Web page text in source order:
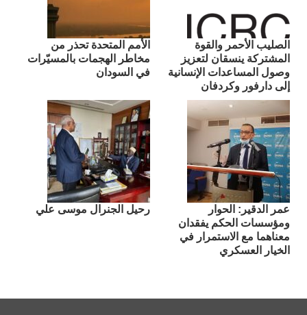
الصليب الأحمر والقوة
المشتركة ينسقان لتعزيز
وصول المساعدات الإنسانية
إلى دارفور وكردفان
الأمم المتحدة تحذر من
مخاطر الهجمات بالمسيّرات
في السودان
عمر الدقير: الحوار
ومؤسسات الحكم يفقدان
معناهما مع الاستمرار في
الخيار العسكري
رحيل الجنرال موسى علي